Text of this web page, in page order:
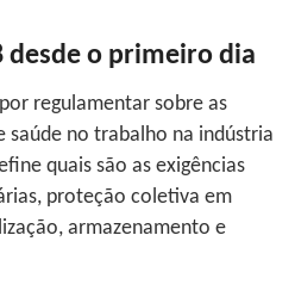
desde o primeiro dia
regulamentar sobre as
saúde no trabalho na indústria
quais são as exigências
proteção coletiva em
armazenamento e